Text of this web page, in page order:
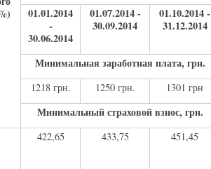
01.01.2014
-
30.06.2014
01.07.2014 -
30.09.2014
01.10.2014 -
31.12.2014
Минимальная заработная плата, грн.
1218 грн. 1250 грн. 1301 грн
Минимальный страховой взнос, грн.
422,65 433,75 451,45